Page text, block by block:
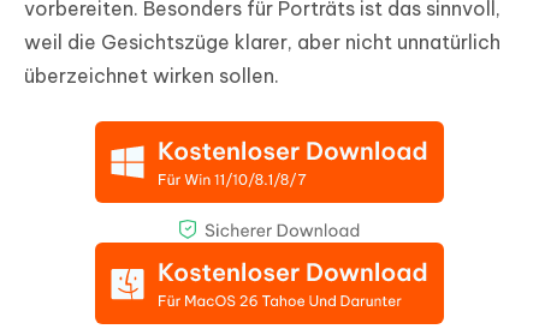
vorbereiten. Besonders für Porträts ist das sinnvoll,
weil die Gesichtszüge klarer, aber nicht unnatürlich
überzeichnet wirken sollen.